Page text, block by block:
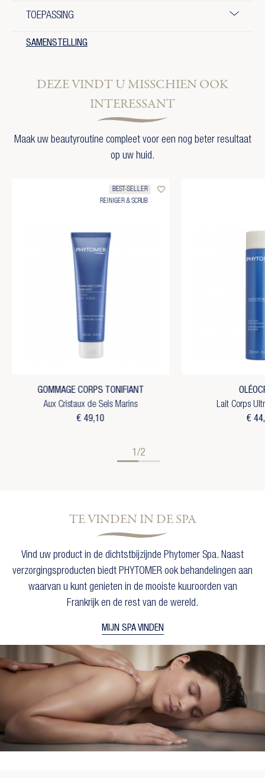
Maak een verlanglijst ×
Inloggen ×
TOEPASSING
SAMENSTELLING
DEZE VINDT U MISSCHIEN OOK
INTERESSANT
Maak uw beautyroutine compleet voor een nog beter resultaat
op uw huid.
BEST-SELLER
REINIGER & SCRUB
favorite_border
GOMMAGE CORPS TONIFIANT
Aux Cristaux de Sels Marins
€ 49,10
Lait Corps
€
1/2
TE VINDEN IN DE SPA
Vind uw product in de dichtstbijzijnde Phytomer Spa. Naast
verzorgingsproducten biedt PHYTOMER ook behandelingen aan
waarvan u kunt genieten in de mooiste kuuroorden van
Frankrijk en de rest van de wereld.
MIJN SPA VINDEN